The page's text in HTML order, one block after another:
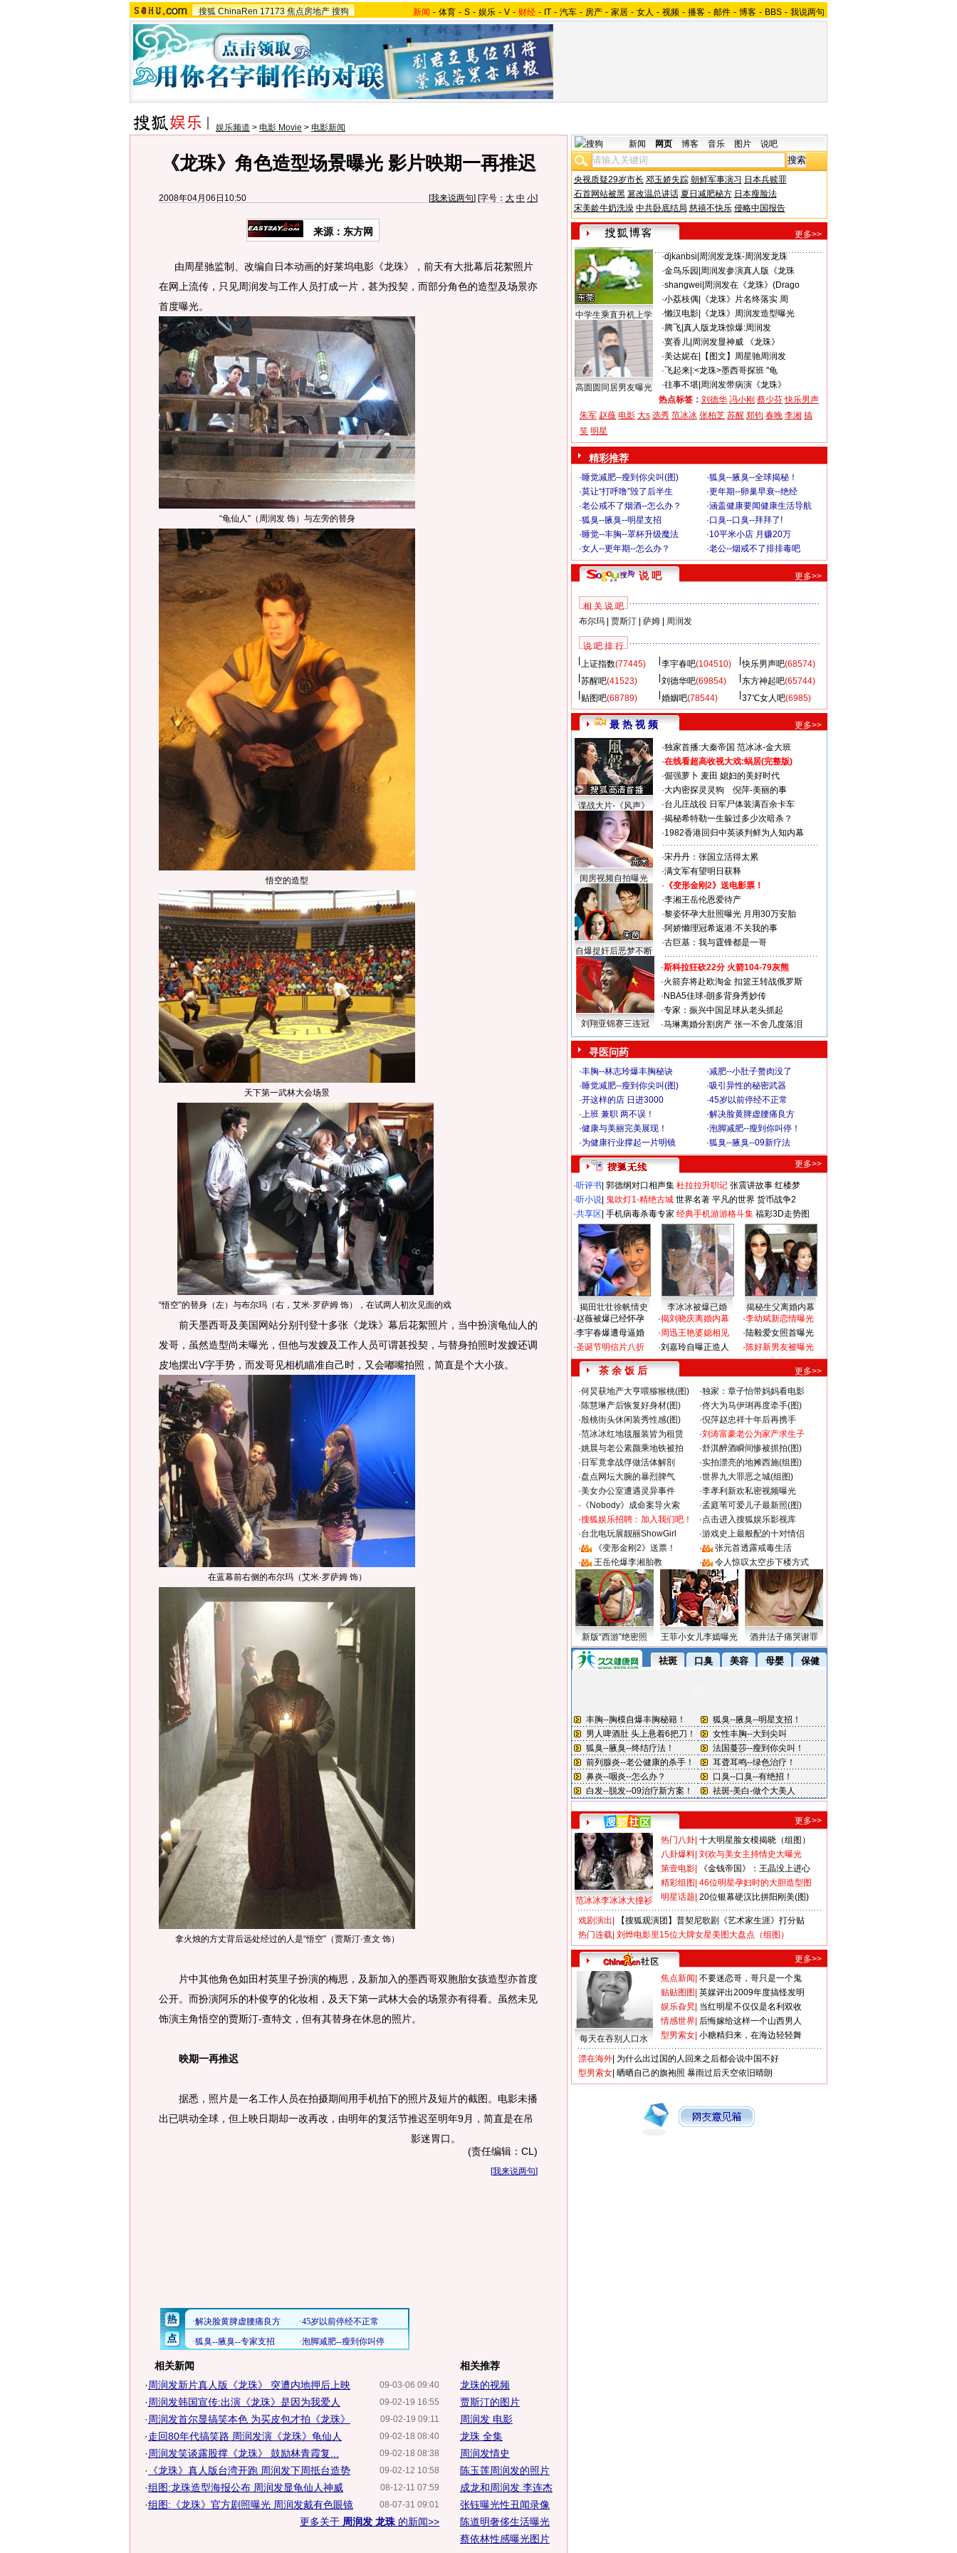
搜狐 ChinaRen 17173 焦点房地产 搜狗 新闻 - 体育 - S - 娱乐 - V - 财经 - IT - 汽车 - 房产 - 家居 - 女人 - 视频 - 播客 - 邮件 - 博客 - BBS - 我说两句
娱乐频道 > 电影 Movie > 电影新闻
《龙珠》角色造型场景曝光 影片映期一再推迟
2008年04月06日10:50 [我来说两句] [字号： 大 中 小]
来源：东方网
由周星驰监制、改编自日本动画的好莱坞电影《龙珠》，前天有大批幕后花絮照片
在网上流传，只见周润发与工作人员打成一片，甚为投契，而部分角色的造型及场景亦
首度曝光。
“龟仙人”（周润发 饰）与左旁的替身
悟空的造型
天下第一武林大会场景
“悟空”的替身（左）与布尔玛（右，艾米·罗萨姆 饰），在试两人初次见面的戏
前天墨西哥及美国网站分别刊登十多张《龙珠》幕后花絮照片，当中扮演龟仙人的
发哥，虽然造型尚未曝光，但他与发嫂及工作人员可谓甚投契，与替身拍照时发嫂还调
皮地摆出V字手势，而发哥见相机瞄准自己时，又会嘟嘴拍照，简直是个大小孩。
在蓝幕前右侧的布尔玛（艾米·罗萨姆 饰）
拿火烛的方丈背后远处经过的人是“悟空”（贾斯汀·查文 饰）
片中其他角色如田村英里子扮演的梅思，及新加入的墨西哥双胞胎女孩造型亦首度
公开。而扮演阿乐的朴俊亨的化妆相，及天下第一武林大会的场景亦有得看。虽然未见
饰演主角悟空的贾斯汀-查特文，但有其替身在休息的照片。
映期一再推迟
据悉，照片是一名工作人员在拍摄期间用手机拍下的照片及短片的截图。电影未播
出已哄动全球，但上映日期却一改再改，由明年的复活节推迟至明年9月，简直是在吊
影迷胃口。
(责任编辑：CL)
[我来说两句]
相关新闻
09-03-06 09:40
· 周润发新片真人版《龙珠》 突遭内地押后上映
09-02-19 16:55
· 周润发韩国宣传:出演《龙珠》是因为我爱人
09-02-19 09:11
· 周润发首尔显搞笑本色 为买皮包才拍《龙珠》
09-02-18 08:40
·走回80年代搞笑路 周润发演《龙珠》龟仙人
09-02-18 08:38
· 周润发笑谈露股撑《龙珠》 鼓励林青霞复...
09-02-12 10:58
· 《龙珠》真人版台湾开跑 周润发下周抵台造势
08-12-11 07:59
·组图:龙珠造型海报公布 周润发显龟仙人神威
08-07-31 09:01
·组图:《龙珠》官方剧照曝光 周润发戴有色眼镜
更多关于 周润发 龙珠 的新闻>>
相关推荐
龙珠的视频
贾斯汀的图片
周润发 电影
龙珠 全集
周润发情史
陈玉莲周润发的照片
成龙和周润发 李连杰
张钰曝光性丑闻录像
陈道明奢侈生活曝光
蔡依林性感曝光图片
新闻 网页 博客 音乐 图片 说吧
央视质疑29岁市长 邓玉娇失踪 朝鲜军事演习 日本兵赎罪
石首网站被黑 篡改温总讲话 夏日减肥秘方 日本瘦脸法
宋美龄牛奶洗澡 中共卧底结局 慈禧不快乐 侵略中国报告
更多>>
中学生乘直升机上学
高圆圆同居男友曝光
·djkanbsi 周润发龙珠-周润发龙珠
·金鸟乐园 周润发参演真人版《龙珠
·shangwei 周润发在《龙珠》(Drago
·小荔枝偶|
《龙珠》片名终落实 周
·懒汉电影|
《龙珠》周润发造型曝光
·腾飞| 真人版龙珠惊爆:周润发
·寞香儿| 周润发显神威 《龙珠》
·美达妮在|
【图文】周星驰周润发
·飞起来| :<龙珠>墨西哥探班 "龟
·往事不堪| 周润发带病演《龙珠》
热点标签： 刘德华 冯小刚 蔡少芬 快乐男声
朱军 赵薇 电影 大s 选秀 范冰冰 张柏芝 苏醒 郑钧 春晚 李湘 搞
笑 明星
精彩推荐
·睡觉减肥--瘦到你尖叫(图) ·狐臭--腋臭--全球揭秘！
·莫让“打呼噜”毁了后半生 ·更年期--卵巢早衰--绝经
·老公戒不了烟酒--怎么办？ ·涵盖健康要闻健康生活导航
·狐臭--腋臭--明星支招 ·口臭--口臭--拜拜了!
·睡觉--丰胸--罩杯升级魔法 ·10平米小店 月赚20万
·女人--更年期--怎么办？ ·老公--烟戒不了排排毒吧
说 吧 更多>>
相 关 说 吧
布尔玛| 贾斯汀| 萨姆| 周润发
说 吧 排 行
上证指数(77445) 李宇春吧(104510) 快乐男声吧(68574)
苏醒吧(41523) 刘德华吧(69854) 东方神起吧(65744)
贴图吧(68789) 婚姻吧(78544) 37℃女人吧(6985)
最 热 视 频 更多>>
谍战大片-《风声》
闺房视频自拍曝光
自爆捉奸后恶梦不断
·独家首播:大秦帝国 范冰冰-金大班
·在线看超高收视大戏:蜗居(完整版)
·倔强萝卜 麦田 媳妇的美好时代
·大内密探灵灵狗
倪萍-美丽的事
·台儿庄战役 日军尸体装满百余卡车
·揭秘希特勒一生躲过多少次暗杀？
·1982香港回归中英谈判鲜为人知内幕
·宋丹丹：张国立活得太累
·满文军有望明日获释
· 《变形金刚2》送电影票！
·李湘王岳伦恩爱待产
·黎姿怀孕大肚照曝光 月用30万安胎
·阿娇懒理冠希返港:不关我的事
·古巨基：我与霆锋都是一哥
刘翔亚锦赛三连冠
·斯科拉狂砍22分 火箭104-79灰熊
·火箭弃将赴欧淘金 扣篮王转战俄罗斯
· NBA5佳球-朗多背身秀妙传
·专家：振兴中国足球从老头抓起
·马琳离婚分割房产 张一不舍几度落泪
寻医问药
·丰胸--林志玲爆丰胸秘诀 ·减肥--小肚子赘肉没了
·睡觉减肥--瘦到你尖叫(图) ·吸引异性的秘密武器
·开这样的店 日进3000 ·45岁以前停经不正常
·上班 兼职 两不误！ ·解决脸黄脾虚腰痛良方
·健康与美丽完美展现！ ·泡脚减肥--瘦到你叫停！
·为健康行业撑起一片明镜 ·狐臭--腋臭--09新疗法
更多>>
·听评书 郭德纲对口相声集 杜拉拉升职记 张震讲故事 红楼梦
·听小说 鬼吹灯1-精绝古城 世界名著 平凡的世界 货币战争2
·共享区 手机病毒杀毒专家 经典手机游游格斗集 福彩3D走势图
揭田壮壮徐帆情史 李冰冰被爆已婚
揭秘生父离婚内幕
·赵薇被爆已经怀孕
·李宇春爆遭母逼婚
·圣诞节明信片八折
·揭刘晓庆离婚内幕
·周迅王艳婆媳相见
·刘嘉玲自曝正造人
·李幼斌新恋情曝光
·陆毅爱女照首曝光
·陈好新男友被曝光
茶 余 饭 后
更多>>
·何炅获地产大亨喂猕猴桃(图) ·独家：章子怡带妈妈看电影
·陈慧琳产后恢复好身材(图) ·佟大为马伊琍再度牵手(图)
·殷桃街头休闲装秀性感(图) ·倪萍赵忠祥十年后再携手
·范冰冰红地毯服装皆为租赁 ·刘涛富豪老公为家产求生子
·姚晨与老公素颜乘地铁被拍 ·舒淇醉酒瞬间惨被抓拍(图)
· 日军竟拿战俘做活体解剖 ·实拍漂亮的地摊西施(组图)
·盘点网坛大腕的暴烈脾气 ·世界九大罪恶之城(组图)
·美女办公室遭遇灵异事件 ·李孝利新欢私密视频曝光
· 《Nobody》成命案导火索 ·孟庭苇可爱儿子最新照(图)
·搜狐娱乐招聘：加入我们吧！ ·点击进入搜狐娱乐影视库
·台北电玩展靓丽ShowGirl ·游戏史上最般配的十对情侣
·
《变形金刚2》送票！ ·
张元首透露戒毒生活
·
王岳伦爆李湘胎教 · 令人惊叹太空步下楼方式
新版“西游”绝密照 王菲小女儿李嫣曝光 酒井法子痛哭谢罪
更多>>
范冰冰李冰冰大撞衫
热门八卦 十大明星脸女模揭晓（组图）
八卦爆料 刘欢与美女主持情史大曝光
第壹电影
《金钱帝国》：王晶没上进心
精彩组图 46位明星孕妇时的大胆造型图
明星话题 20位银幕硬汉比拼阳刚美(图)
戏剧演出
【搜狐观演团】普契尼歌剧《艺术家生涯》打分贴
热门连载 刘烨电影里15位大牌女星美图大盘点（组图）
更多>>
每天在吞别人口水
焦点新闻 不要迷恋哥，哥只是一个鬼
贴贴图图 英媒评出2009年度搞怪发明
娱乐旮旯 当红明星不仅仅是名利双收
情感世界 后悔嫁给这样一个山西男人
型男索女 小糖精归来，在海边轻轻舞
漂在海外 为什么出过国的人回来之后都会说中国不好
型男索女 晒晒自己的旗袍照 暴雨过后天空依旧晴朗